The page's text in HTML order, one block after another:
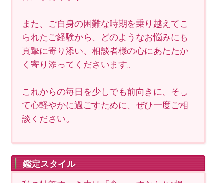
また、ご自身の困難な時期を乗り越えてこ
られたご経験から、どのようなお悩みにも
真摯に寄り添い、相談者様の心にあたたか
く寄り添ってくださいます。
これからの毎日を少しでも前向きに、そし
て心軽やかに過ごすために、ぜひ一度ご相
談ください。
鑑定スタイル